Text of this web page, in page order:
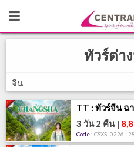
ทัวร์ต่า
TT : ทัวร์จีน ฉ
3 วัน 2 คืน|
Code : CSXSL0226 |